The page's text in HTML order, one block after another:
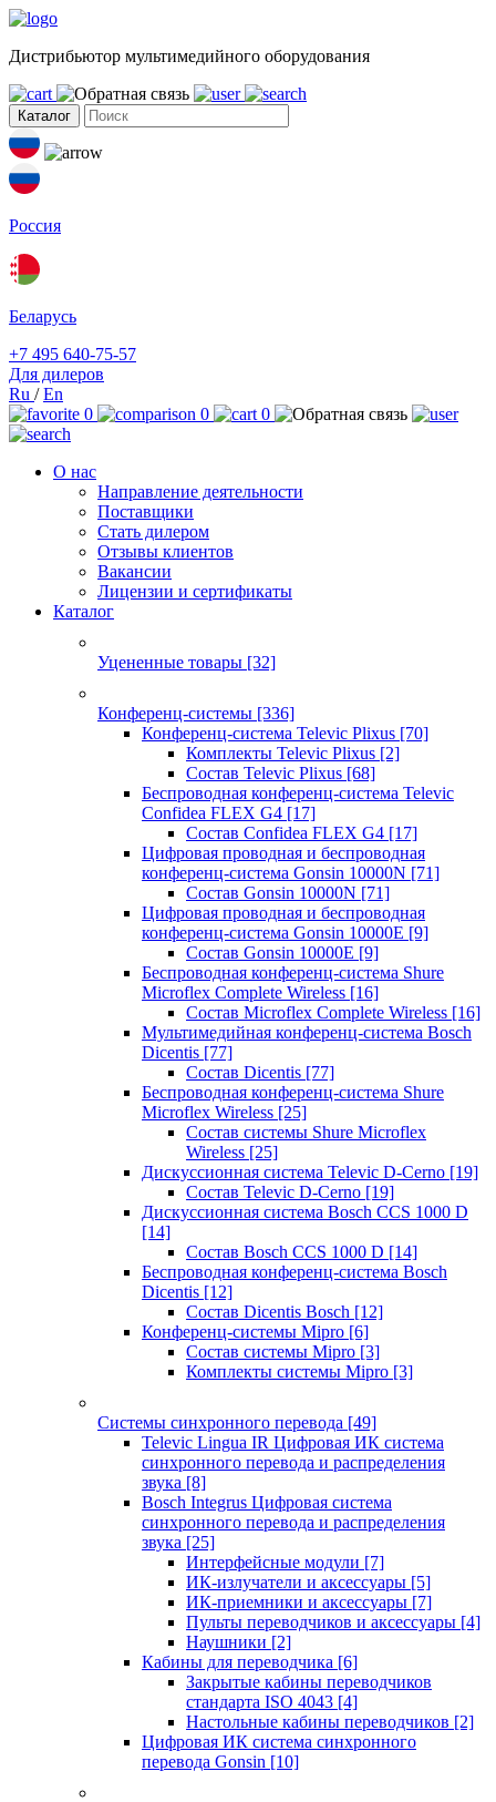
Дистрибьютор мультимедийного оборудования
Каталог
Россия
Беларусь
+7 495 640-75-57
Для дилеров
Ru /En
0
0 0
О нас
Направление деятельности
Поставщики
Стать дилером
Отзывы клиентов
Вакансии
Лицензии и сертификаты
Каталог
Уцененные товары [32]
Конференц-системы [336]
Конференц-система Televic Plixus [70]
Комплекты Televic Plixus [2]
Состав Televic Plixus [68]
Беспроводная конференц-система Televic
Confidea FLEX G4 [17]
Состав Confidea FLEX G4 [17]
Цифровая проводная и беспроводная
конференц-система Gonsin 10000N [71]
Состав Gonsin 10000N [71]
Цифровая проводная и беспроводная
конференц-система Gonsin 10000E [9]
Состав Gonsin 10000E [9]
Беспроводная конференц-система Shure
Microflex Complete Wireless [16]
Состав Microflex Complete Wireless [16]
Мультимедийная конференц-система Bosch
Dicentis [77]
Состав Dicentis [77]
Беспроводная конференц-система Shure
Microflex Wireless [25]
Состав системы Shure Microflex
Wireless [25]
Дискуссионная система Televic D-Cerno [19]
Состав Televic D-Cerno [19]
Дискуссионная система Bosch CCS 1000 D
[14]
Состав Bosch CCS 1000 D [14]
Беспроводная конференц-система Bosch
Dicentis [12]
Состав Dicentis Bosch [12]
Конференц-системы Mipro [6]
Состав системы Mipro [3]
Комплекты системы Mipro [3]
Системы синхронного перевода [49]
Televic Lingua IR Цифровая ИК система
синхронного перевода и распределения
звука [8]
Bosch Integrus Цифровая система
синхронного перевода и распределения
звука [25]
Интерфейсные модули [7]
ИК-излучатели и аксессуары [5]
ИК-приемники и аксессуары [7]
Пульты переводчиков и аксессуары [4]
Наушники [2]
Кабины для переводчика [6]
Закрытые кабины переводчиков
стандарта ISO 4043 [4]
Настольные кабины переводчиков [2]
Цифровая ИК система синхронного
перевода Gonsin [10]